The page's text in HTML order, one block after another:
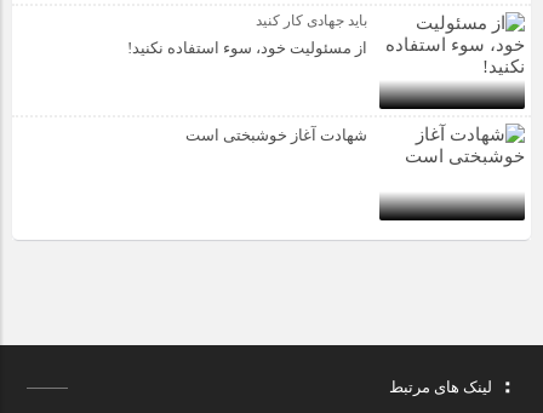
باید جهادی کار کنید
از مسئولیت خود، سوء استفاده نکنید!
شهادت آغاز خوشبختی است
لینک های مرتبط